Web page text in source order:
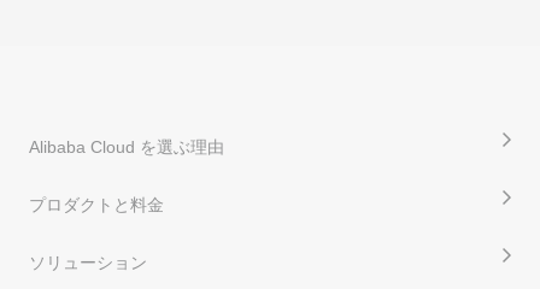
Alibaba Cloud を選ぶ理由
プロダクトと料金
ソリューション